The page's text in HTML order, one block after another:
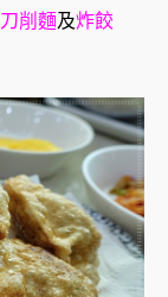
刀削麵及炸餃